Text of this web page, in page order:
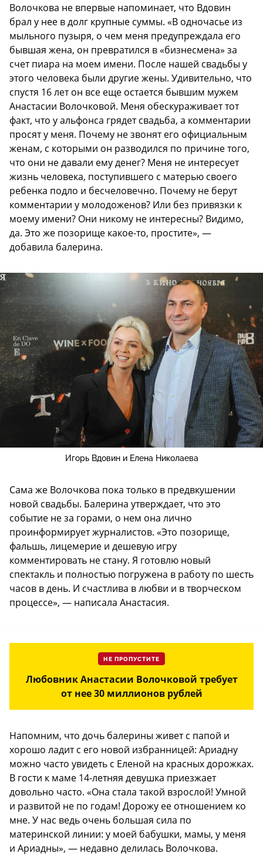
Волочкова не впервые напоминает, что Вдовин
брал у нее в долг крупные суммы. «В одночасье из
мыльного пузыря, о чем меня предупреждала его
бывшая жена, он превратился в «бизнесмена» за
счет пиара на моем имени. После нашей свадьбы у
этого человека были другие жены. Удивительно, что
спустя 16 лет он все еще остается бывшим мужем
Анастасии Волочковой. Меня обескураживает тот
факт, что у альфонса грядет свадьба, а комментарии
просят у меня. Почему не звонят его официальным
женам, с которыми он разводился по причине того,
что они не давали ему денег? Меня не интересует
жизнь человека, поступившего с матерью своего
ребенка подло и бесчеловечно. Почему не берут
комментарии у молодоженов? Или без привязки к
моему имени? Они никому не интересны? Видимо,
да. Это же позорище какое-то, простите», —
добавила балерина.
Игорь Вдовин и Елена Николаева
Сама же Волочкова пока только в предвкушении
новой свадьбы. Балерина утверждает, что это
событие не за горами, о нем она лично
проинформирует журналистов. «Это позорище,
фальшь, лицемерие и дешевую игру
комментировать не стану. Я готовлю новый
спектакль и полностью погружена в работу по шесть
часов в день. И счастлива в любви и в творческом
процессе», — написала Анастасия.
НЕ ПРОПУСТИТЕ
Любовник Анастасии Волочковой требует
от нее 30 миллионов рублей
Напомним, что дочь балерины живет с папой и
хорошо ладит с его новой избранницей: Ариадну
можно часто увидеть с Еленой на красных дорожках.
В гости к маме 14-летняя девушка приезжает
довольно часто. «Она стала такой взрослой! Умной
и развитой не по годам! Дорожу ее отношением ко
мне. У нас ведь очень большая сила по
материнской линии: у моей бабушки, мамы, у меня
и Ариадны», — недавно делилась Волочкова.